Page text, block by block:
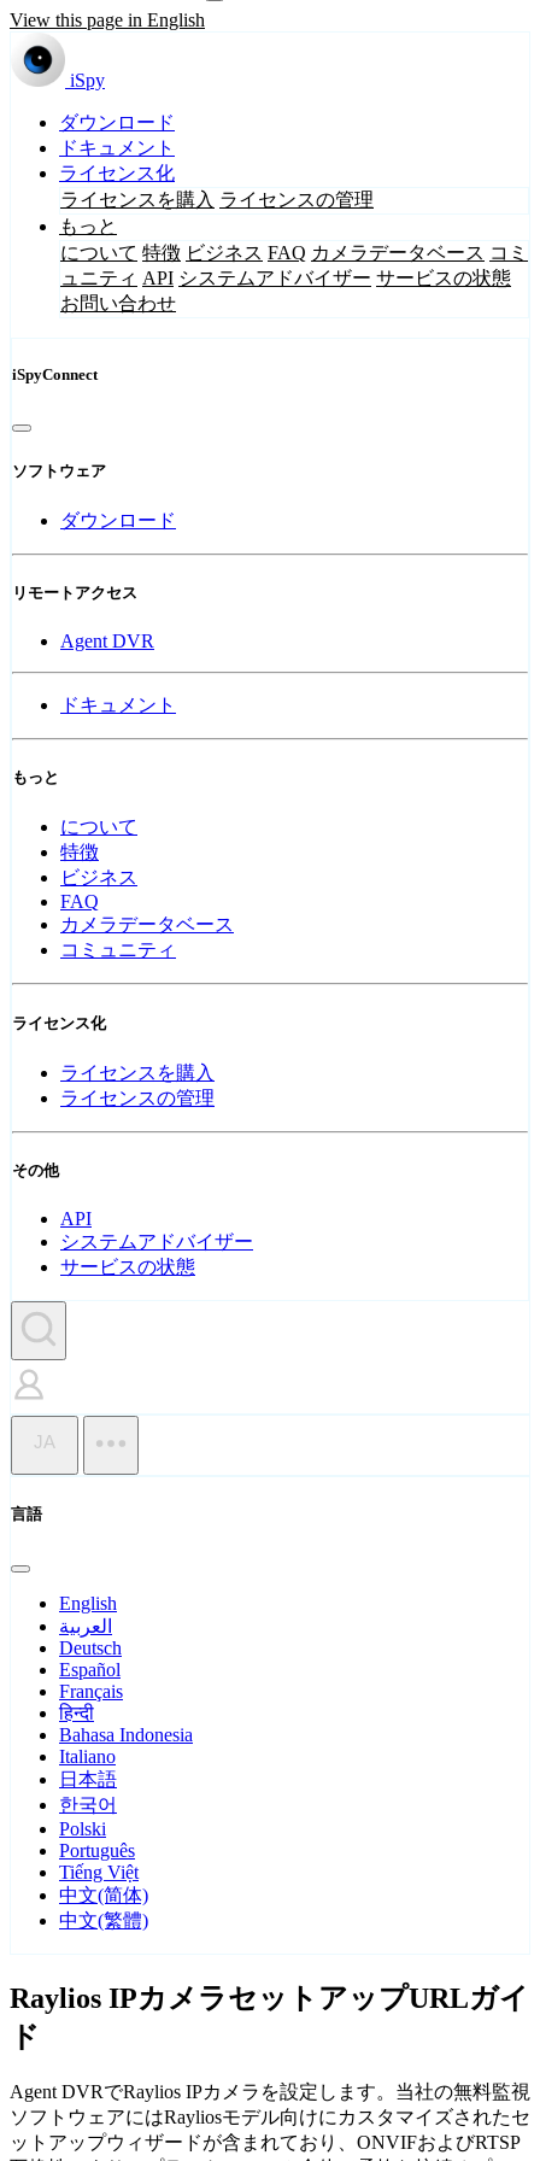
View this page in English
iSpy
ダウンロード
ドキュメント
ライセンス化
ライセンスを購入 ライセンスの管理
もっと
について 特徴 ビジネス FAQ カメラデータベース コミ
ュニティ API システムアドバイザー サービスの状態
お問い合わせ
iSpyConnect
ソフトウェア
ダウンロード
リモートアクセス
Agent DVR
ドキュメント
もっと
について
特徴
ビジネス
FAQ
カメラデータベース
コミュニティ
ライセンス化
ライセンスを購入
ライセンスの管理
その他
API
システムアドバイザー
サービスの状態
JA
言語
English
العربية
Deutsch
Español
Français
हिन्दी
Bahasa Indonesia
Italiano
日本語
한국어
Polski
Português
Tiếng Việt
中文(简体)
中文(繁體)
Raylios IPカメラセットアップURLガイ
ド
Agent DVRでRaylios IPカメラを設定します。当社の無料監視
ソフトウェアにはRayliosモデル向けにカスタマイズされたセ
ットアップウィザードが含まれており、ONVIFおよびRTSP